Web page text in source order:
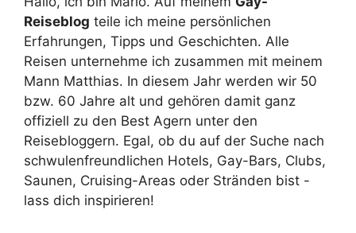
Reiseblog teile ich meine persönlichen
Erfahrungen, Tipps und Geschichten. Alle
Reisen unternehme ich zusammen mit meinem
Mann Matthias. In diesem Jahr werden wir 50
bzw. 60 Jahre alt und gehören damit ganz
offiziell zu den Best Agern unter den
Reisebloggern. Egal, ob du auf der Suche nach
schwulenfreundlichen Hotels, Gay-Bars, Clubs,
Saunen, Cruising-Areas oder Stränden bist -
lass dich inspirieren!